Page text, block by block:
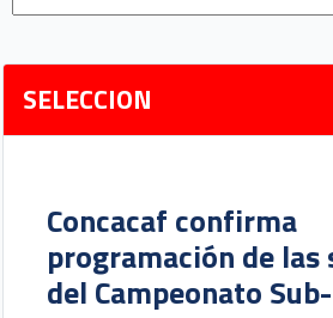
SELECCION
Concacaf confirma
programación de
del Campeonato